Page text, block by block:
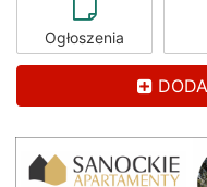
Ogłoszenia